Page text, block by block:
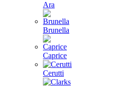
Ara
Brunella
Caprice
Cerutti